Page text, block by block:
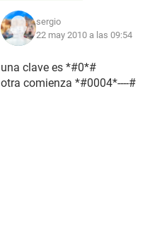
sergio
22 may 2010 a las 09:54
una clave es *#0*#
otra comienza *#0004*----#